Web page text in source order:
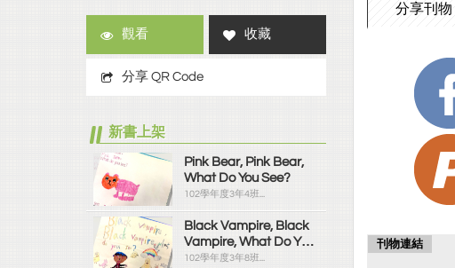
分享刊物
刊物連結
觀看 收藏
分享 QR Code
新書上架
Pink Bear, Pink Bear,
What Do You See?
102學年度3年4班...
Black Vampire, Black
Vampire, What Do You
See?
102學年度3年8班...